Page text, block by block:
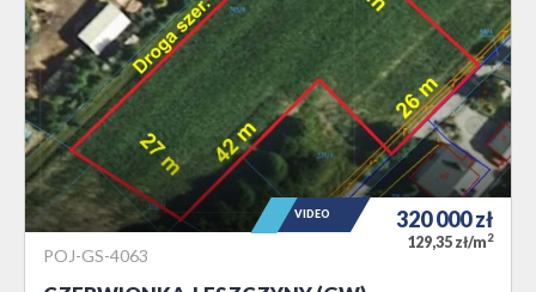
POJ-GS-4063
320 000zł
129,35 zł/m2
VIDEO